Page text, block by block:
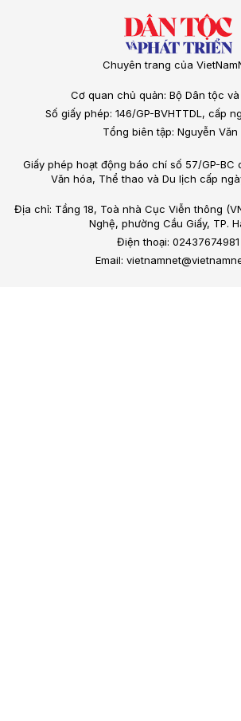
Chuyên trang của
Cơ quan chủ quản: Bộ Dân tộc
Số giấy phép: 146/GP-BVHTTDL, cấp
Tổng biên tập: Nguyễn Văn
Giấy phép hoạt động báo chí số 57/GP-BC
Văn hóa, Thể thao và Du lịch cấp
Địa chỉ: Tầng 18, Toà nhà Cục Viễn thông
Nghệ, phường Cầu Giấy, TP.
Điện thoại: 02437674981
Email: